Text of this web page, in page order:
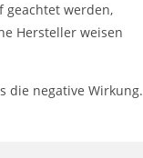
geachtet werden,
Hersteller weisen
die negative Wirkung.